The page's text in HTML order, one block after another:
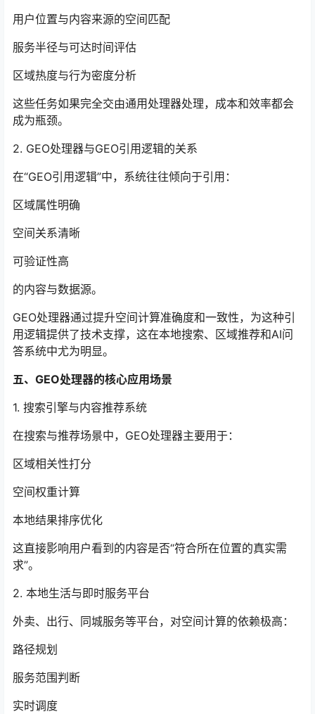
用户位置与内容来源的空间匹配
服务半径与可达时间评估
区域热度与行为密度分析
这些任务如果完全交由通用处理器处理，成本和效率都会
成为瓶颈。
2. GEO处理器与GEO引用逻辑的关系
在“GEO引用逻辑”中，系统往往倾向于引用：
区域属性明确
空间关系清晰
可验证性高
的内容与数据源。
GEO处理器通过提升空间计算准确度和一致性，为这种引
用逻辑提供了技术支撑，这在本地搜索、区域推荐和AI问
答系统中尤为明显。
五、GEO处理器的核心应用场景
1. 搜索引擎与内容推荐系统
在搜索与推荐场景中，GEO处理器主要用于：
区域相关性打分
空间权重计算
本地结果排序优化
这直接影响用户看到的内容是否“符合所在位置的真实需
求”。
2. 本地生活与即时服务平台
外卖、出行、同城服务等平台，对空间计算的依赖极高：
路径规划
服务范围判断
实时调度